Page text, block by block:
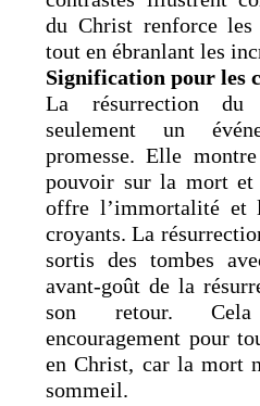
du Christ renforce
tout en ébranlant les
Signification pour les
La résurrection du
seulement un
promesse. Elle
pouvoir sur la mort et
offre l’immortalité et
croyants. La
sortis des tombes
avant-goût de la
son retour.
encouragement pour
en Christ, car la mort
sommeil.